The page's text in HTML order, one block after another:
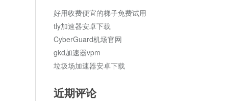
好用收费便宜的梯子免费试用
tly加速器安卓下载
CyberGuard机场官网
gkd加速器vpm
垃圾场加速器安卓下载
近期评论